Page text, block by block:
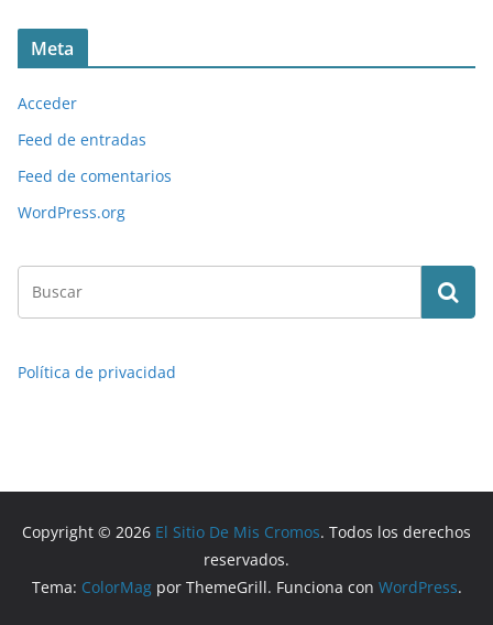
Meta
Acceder
Feed de entradas
Feed de comentarios
WordPress.org
Política de privacidad
Copyright © 2026 El Sitio De Mis Cromos. Todos los derechos
reservados.
Tema: ColorMagpor ThemeGrill. Funciona con WordPress.